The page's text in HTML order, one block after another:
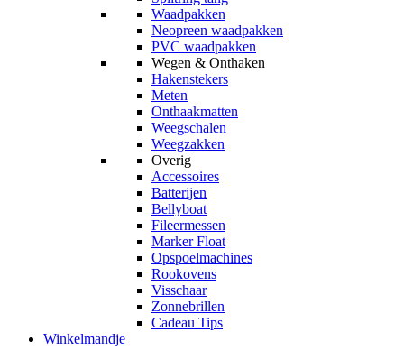
Waadpakken
Neopreen waadpakken
PVC waadpakken
Wegen & Onthaken
Hakenstekers
Meten
Onthaakmatten
Weegschalen
Weegzakken
Overig
Accessoires
Batterijen
Bellyboat
Fileermessen
Marker Float
Opspoelmachines
Rookovens
Visschaar
Zonnebrillen
Cadeau Tips
Winkelmandje